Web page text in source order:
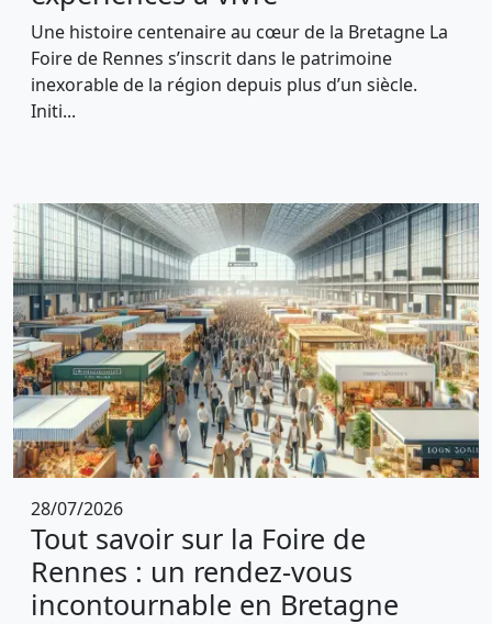
Une histoire centenaire au cœur de la Bretagne La
Foire de Rennes s’inscrit dans le patrimoine
inexorable de la région depuis plus d’un siècle.
Initi...
28/07/2026
Tout savoir sur la Foire de
Rennes : un rendez-vous
incontournable en Bretagne